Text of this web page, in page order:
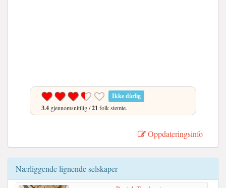
Ikke dårlig
3.4 gjennomsnittlig /21 folk stemte.
Oppdateringsinfo
Nærliggende lignende selskaper